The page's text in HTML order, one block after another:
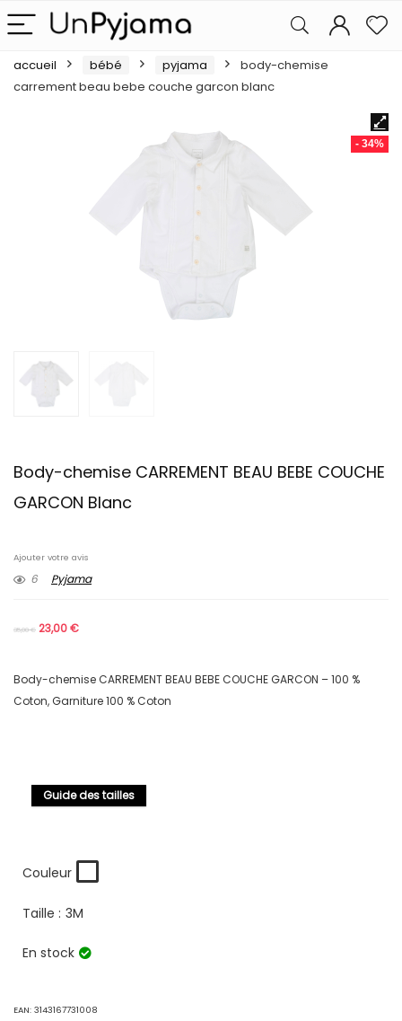
accueil bébé pyjama
body-chemise
carrement beau bebe couche garcon blanc
- 34%
Body-chemise CARREMENT BEAU BEBE COUCHE
GARCON Blanc
Ajouter votre avis
6 Pyjama
35,00€ 23,00€
Body-chemise CARREMENT BEAU BEBE COUCHE GARCON – 100 %
Coton, Garniture 100 % Coton
Guide des tailles
Couleur
Taille : 3M
En stock
EAN: 3143167731008